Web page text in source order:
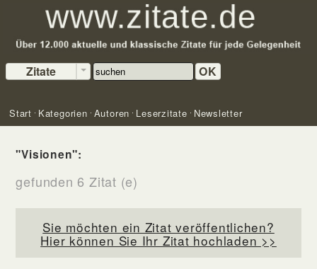
Zitate OK
Start Kategorien Autoren Leserzitate Newsletter
"Visionen":
gefunden 6 Zitat (e)
Sie möchten ein Zitat veröffentlichen?
Hier können Sie Ihr Zitat hochladen >>